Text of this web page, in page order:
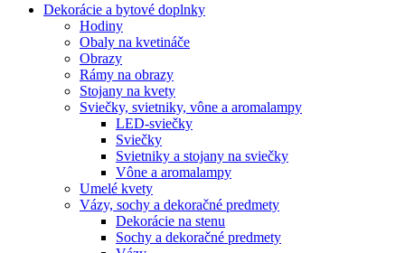
Dekorácie a bytové doplnky
Hodiny
Obaly na kvetináče
Obrazy
Rámy na obrazy
Stojany na kvety
Sviečky, svietniky, vône a aromalampy
LED-sviečky
Sviečky
Svietniky a stojany na sviečky
Vône a aromalampy
Umelé kvety
Vázy, sochy a dekoračné predmety
Dekorácie na stenu
Sochy a dekoračné predmety